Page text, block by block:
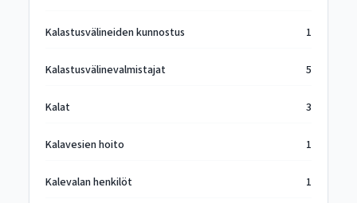
Kalastusvälineiden kunnostus 1
Kalastusvälinevalmistajat 5
Kalat 3
Kalavesien hoito 1
Kalevalan henkilöt 1